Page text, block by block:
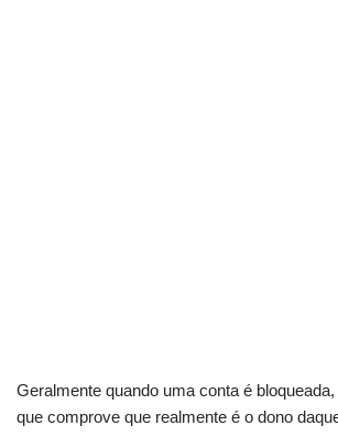
Geralmente quando uma conta é
que comprove que realmente é o dono